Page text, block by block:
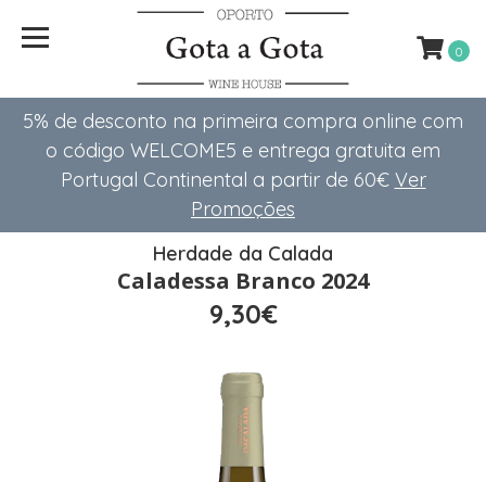
5% de desconto na primeira compra online com
o código WELCOME5 e entrega gratuita em
Portugal Continental a partir de 60€ Ver
Promoções
0
Herdade da Calada
Caladessa Branco 2024
9,30€